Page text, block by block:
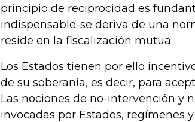
principio de reciprocidad es
indispensable-se deriva de una
reside en la fiscalización mutua.
Los Estados tienen por ello
de su soberanía, es decir, para
Las nociones de no-intervención y
invocadas por Estados, regímenes